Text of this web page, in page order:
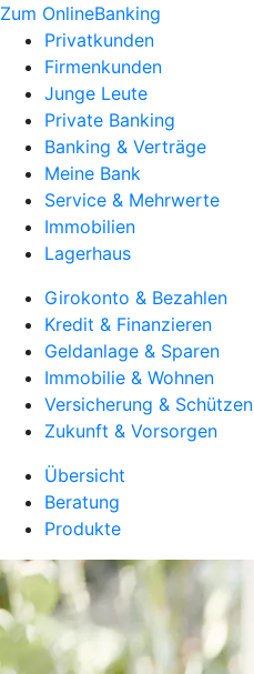
Zum OnlineBanking
Privatkunden
Firmenkunden
Junge Leute
Private Banking
Banking & Verträge
Meine Bank
Service & Mehrwerte
Immobilien
Lagerhaus
Girokonto & Bezahlen
Kredit & Finanzieren
Geldanlage & Sparen
Immobilie & Wohnen
Versicherung & Schützen
Zukunft & Vorsorgen
Übersicht
Beratung
Produkte